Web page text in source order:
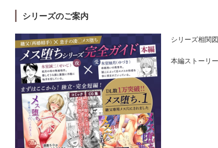
シリーズのご案内
シリーズ相関図
本編ストーリ